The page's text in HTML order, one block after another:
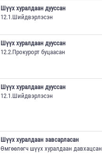
Шүүх хуралдаан дууссан
12.1.Шийдвэрлэсэн
Шүүх хуралдаан дууссан
12.2.Прокурорт буцаасан
Шүүх хуралдаан дууссан
12.1.Шийдвэрлэсэн
Шүүх хуралдаан завсарласан
Өмгөөлөгч шүүх хуралдаан давхацсан